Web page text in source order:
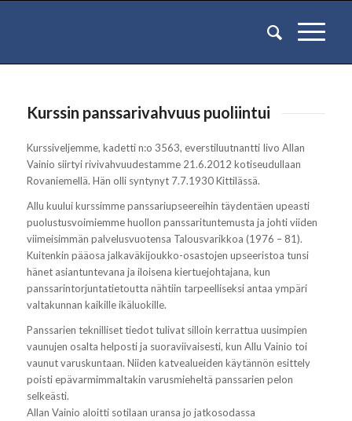
Kurssin panssarivahvuus puoliintui
Kurssiveljemme, kadetti n:o 3563, everstiluutnantti Iivo Allan
Vainio siirtyi rivivahvuudestamme 21.6.2012 kotiseudullaan
Rovaniemellä. Hän olli syntynyt 7.7.1930 Kittilässä.
Allu kuului kurssimme panssariupseereihin täydentäen upeasti
puolustusvoimiemme huollon panssarituntemusta ja johti viiden
viimeisimmän palvelusvuotensa Talousvarikkoa (1976 – 81).
Kuitenkin pääosa jalkaväkijoukko-osastojen upseeristoa tunsi
hänet asiantuntevana ja iloisena kiertuejohtajana, kun
panssarintorjuntatietoutta nähtiin tarpeelliseksi antaa ympäri
valtakunnan kaikille ikäluokille.
Panssarien teknilliset tiedot tulivat silloin kerrattua uusimpien
vaunujen osalta helposti ja suoraviivaisesti, kun Allu Vainio toi
vaunut varuskuntaan. Niiden katvealueiden käytännön esittely
poisti epävarmimmaltakin varusmieheltä panssarien pelon
selkeästi.
Allan Vainio aloitti sotilaan uransa jo jatkosodassa